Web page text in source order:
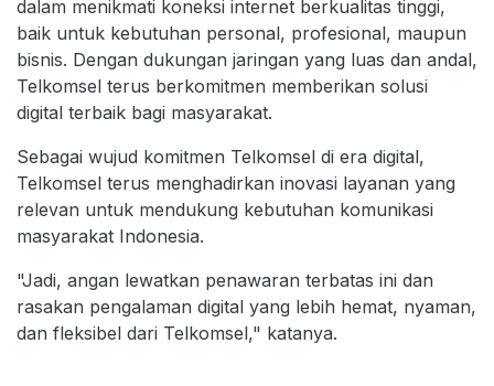
dalam menikmati koneksi internet berkualitas tinggi,
baik untuk kebutuhan personal, profesional, maupun
bisnis. Dengan dukungan jaringan yang luas dan andal,
Telkomsel terus berkomitmen memberikan solusi
digital terbaik bagi masyarakat.
Sebagai wujud komitmen Telkomsel di era digital,
Telkomsel terus menghadirkan inovasi layanan yang
relevan untuk mendukung kebutuhan komunikasi
masyarakat Indonesia.
"Jadi, angan lewatkan penawaran terbatas ini dan
rasakan pengalaman digital yang lebih hemat, nyaman,
dan fleksibel dari Telkomsel," katanya.